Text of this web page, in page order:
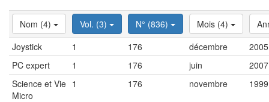
Nom (4) Vol. (3) N° (836) Mois (4)
Joystick
1 176 décembre
2005
PC expert
1 176 juin
2007
Science et Vie
Micro
1 176 novembre 1999